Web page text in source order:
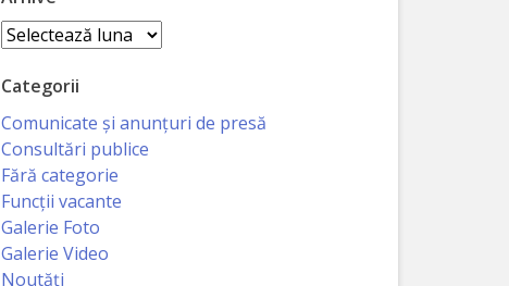
Arhive
Categorii
Comunicate și anunțuri de presă
Consultări publice
Fără categorie
Funcții vacante
Galerie Foto
Galerie Video
Noutăți